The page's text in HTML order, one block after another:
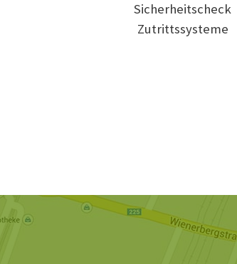
Sicherheitscheck
Zutrittssysteme